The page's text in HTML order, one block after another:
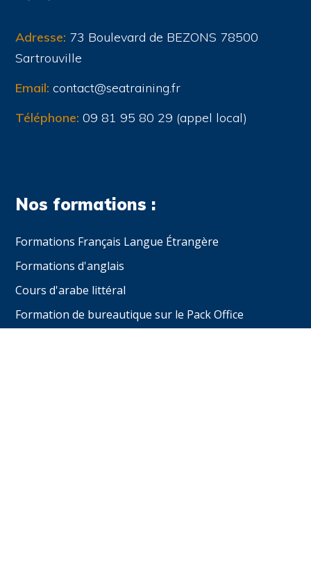
Adresse: 73 Boulevard de BEZONS 78500
Sartrouville
Email: contact@seatraining.fr
Téléphone: 09 81 95 80 29 (appel local)
Nos formations :
Formations Français Langue Étrangère
Formations d'anglais
Cours d'arabe littéral
Formation de bureautique sur le Pack Office